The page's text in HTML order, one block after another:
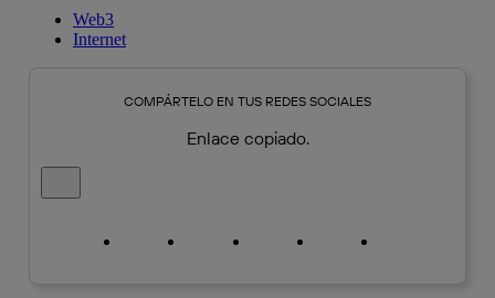
Web3
Internet
COMPÁRTELO EN TUS REDES SOCIALES
Enlace copiado.